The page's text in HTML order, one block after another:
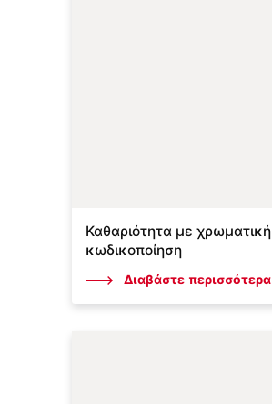
Καθαριότητα με χρωματική
κωδικοποίηση
Διαβάστε περισσότερα